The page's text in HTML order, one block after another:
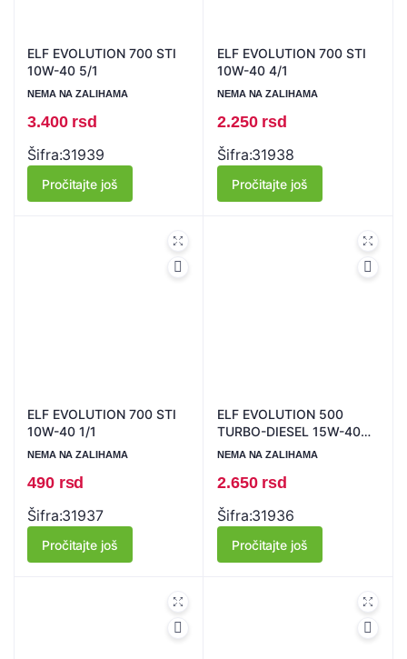
ELF EVOLUTION 700 STI
10W-40 5/1
NEMA NA ZALIHAMA
3.400 rsd
Šifra:31939
Pročitajte još
ELF EVOLUTION 700 STI
10W-40 4/1
NEMA NA ZALIHAMA
2.250 rsd
Šifra:31938
Pročitajte još
ELF EVOLUTION 700 STI
10W-40 1/1
NEMA NA ZALIHAMA
490 rsd
Šifra:31937
Pročitajte još
ELF EVOLUTION 500
TURBO-DIESEL 15W-40
5/1
NEMA NA ZALIHAMA
2.650 rsd
Šifra:31936
Pročitajte još